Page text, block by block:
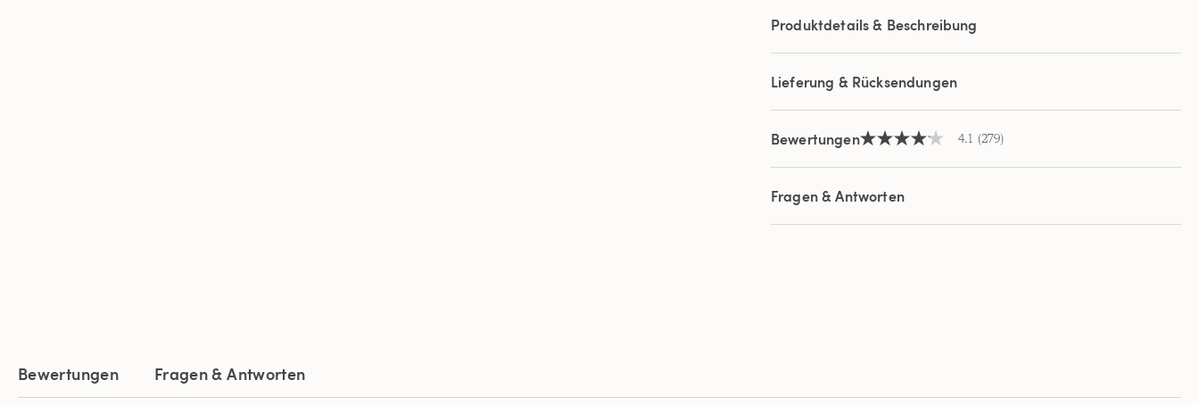
Produktdetails & Beschreibung
Lieferung & Rücksendungen
Bewertungen4.1
5
Sternen,
Durchschnittswert
Bewertung.
4.1 (279)
Fragen & Antworten
Bewertungen Fragen & Antworten